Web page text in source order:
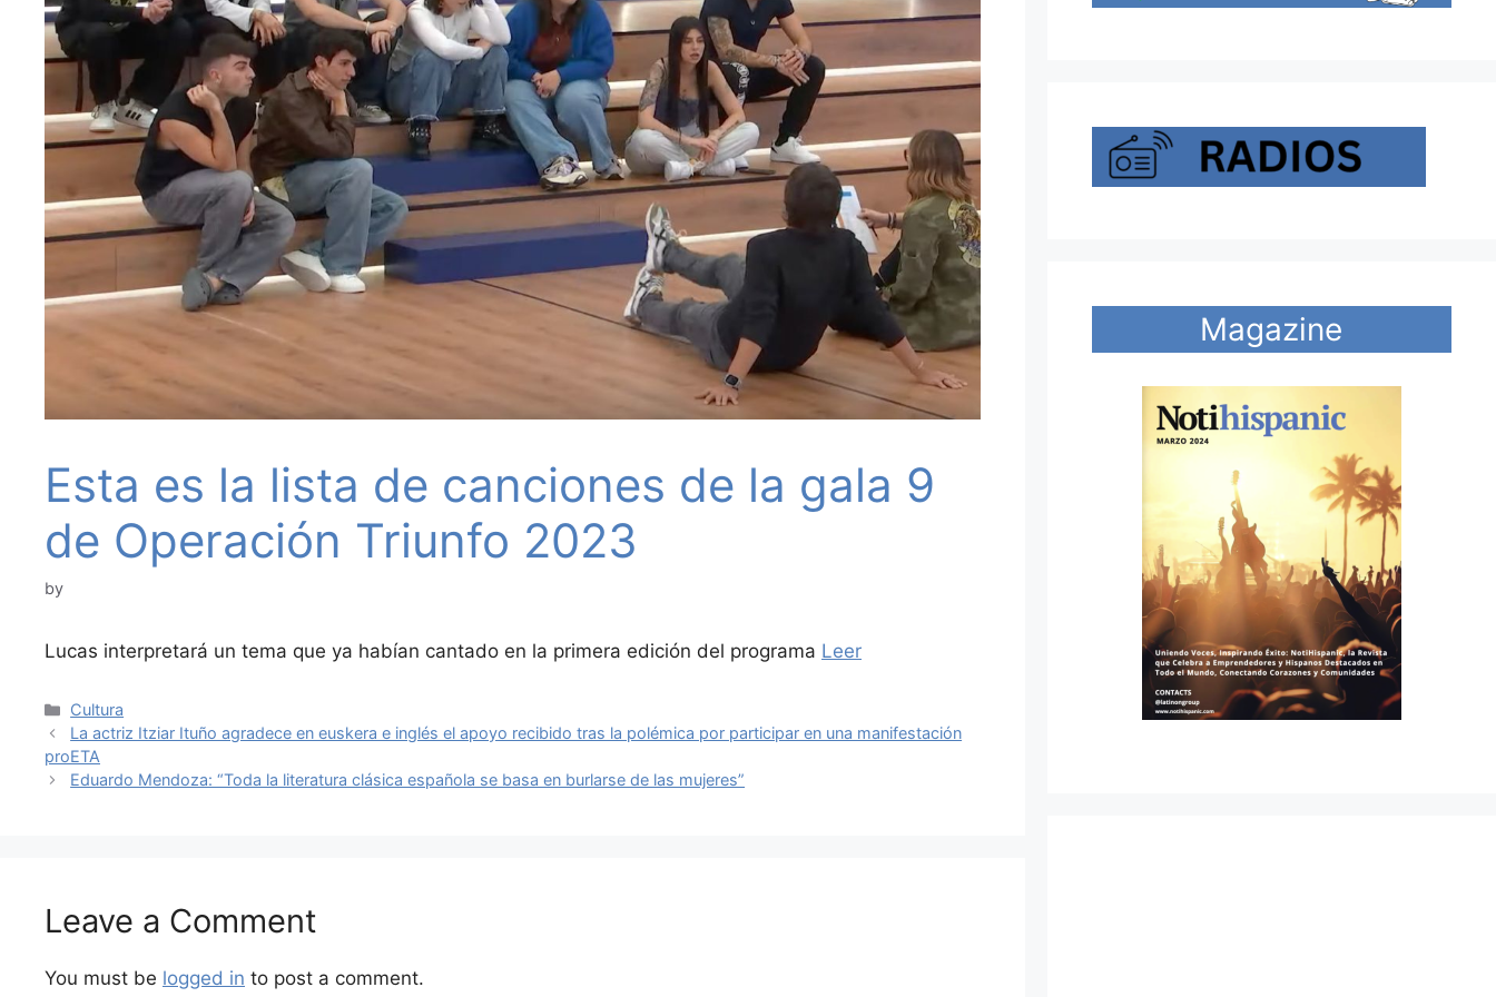
Esta es la lista de canciones de la gala 9
de Operación Triunfo 2023
by
Lucas interpretará un tema que ya habían cantado en la primera edición del programa Leer
Categories
Cultura
La actriz Itziar Ituño agradece en euskera e inglés el apoyo recibido tras la polémica por participar en una manifestación
proETA
Eduardo Mendoza: “Toda la literatura clásica española se basa en burlarse de las mujeres”
Leave a Comment
You must be logged in to post a comment.
Magazine